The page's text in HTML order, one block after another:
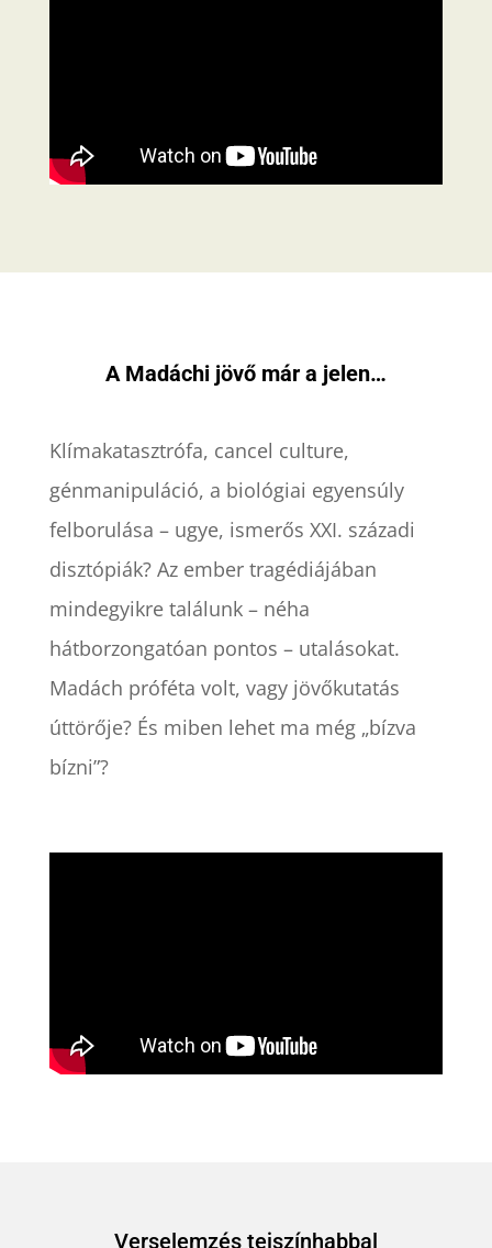
A Madáchi jövő már a jelen…
Klímakatasztrófa, cancel culture,
génmanipuláció, a biológiai egyensúly
felborulása – ugye, ismerős XXI. századi
disztópiák? Az ember tragédiájában
mindegyikre találunk – néha
hátborzongatóan pontos – utalásokat.
Madách próféta volt, vagy jövőkutatás
úttörője? És miben lehet ma még „bízva
bízni”?
Verselemzés tejszínhabbal